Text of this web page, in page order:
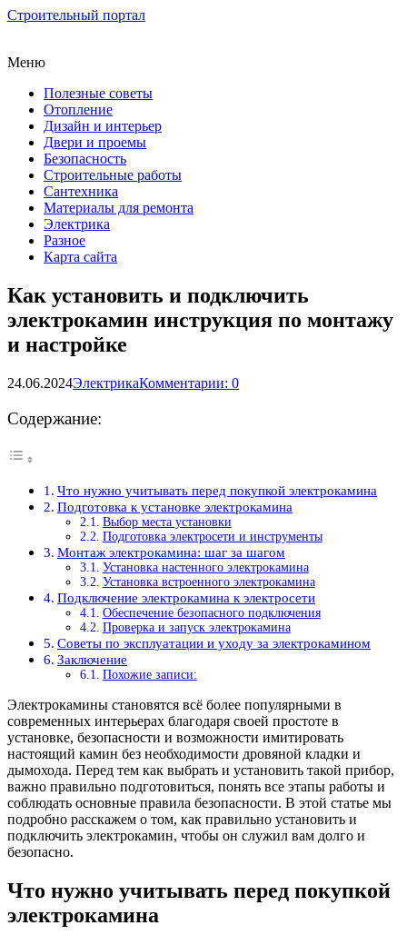
Строительный портал
Меню
Полезные советы
Отопление
Дизайн и интерьер
Двери и проемы
Безопасность
Строительные работы
Сантехника
Материалы для ремонта
Электрика
Разное
Карта сайта
Как установить и подключить
электрокамин инструкция по монтажу
и настройке
24.06.2024ЭлектрикаКомментарии: 0
Содержание:
Что нужно учитывать перед покупкой электрокамина
Подготовка к установке электрокамина
Выбор места установки
Подготовка электросети и инструменты
Монтаж электрокамина: шаг за шагом
Установка настенного электрокамина
Установка встроенного электрокамина
Подключение электрокамина к электросети
Обеспечение безопасного подключения
Проверка и запуск электрокамина
Советы по эксплуатации и уходу за электрокамином
Заключение
Похожие записи:
Электрокамины становятся всё более популярными в
современных интерьерах благодаря своей простоте в
установке, безопасности и возможности имитировать
настоящий камин без необходимости дровяной кладки и
дымохода. Перед тем как выбрать и установить такой прибор,
важно правильно подготовиться, понять все этапы работы и
соблюдать основные правила безопасности. В этой статье мы
подробно расскажем о том, как правильно установить и
подключить электрокамин, чтобы он служил вам долго и
безопасно.
Что нужно учитывать перед покупкой
электрокамина